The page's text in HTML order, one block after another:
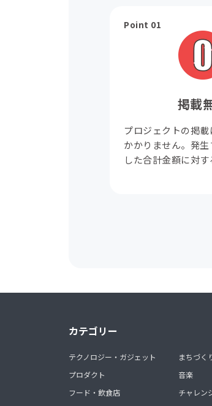
Point 01
掲載
プロジェクトの掲
かかりません。発
した合計金額に対す
カテゴリー
テクノロジー・ガジェット
プロダクト
フード・飲食店
まちづく
音楽
チャレン